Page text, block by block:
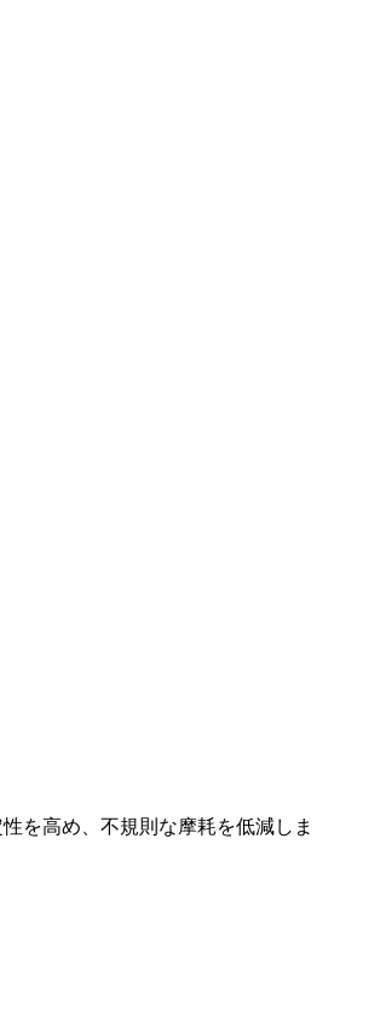
を高め、不規則な摩耗を低減しま